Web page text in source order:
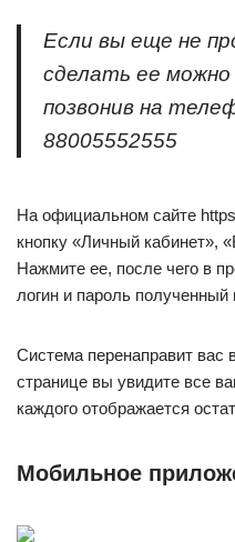
Если вы еще не
сделать ее
позвонив на
88005552555
На официальном сайте
кнопку «Личный кабинет»,
Нажмите ее, после чего в
логин и пароль полученный
Система перенаправит вас
странице вы увидите все
каждого отображается
Мобильное